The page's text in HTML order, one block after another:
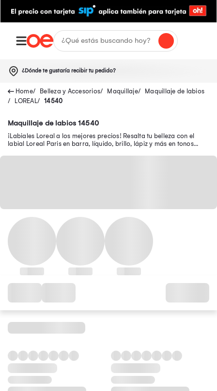
¿Dónde te gustaría recibir tu pedido?
Belleza y Accesorios Maquillaje
Maquillaje de labios
LOREAL
14540
Maquillaje de labios 14540
¡Labiales Loreal a los mejores precios! Resalta tu belleza con el
labial Loreal Paris en barra, líquido, brillo, lápiz y más en tonos